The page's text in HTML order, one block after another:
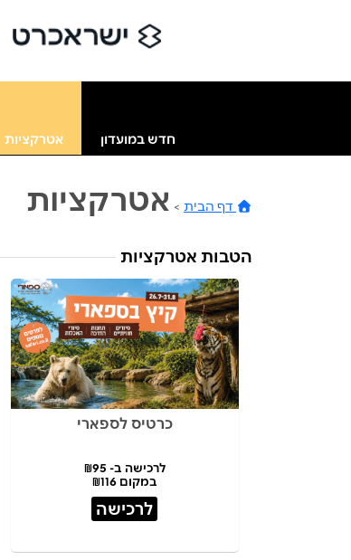
חדש במועדון אטרקציות
דף הבית > אטרקציות
הטבות אטרקציות
כרטיס לספארי
לרכישה ב- ₪95
במקום ₪116
לרכישה